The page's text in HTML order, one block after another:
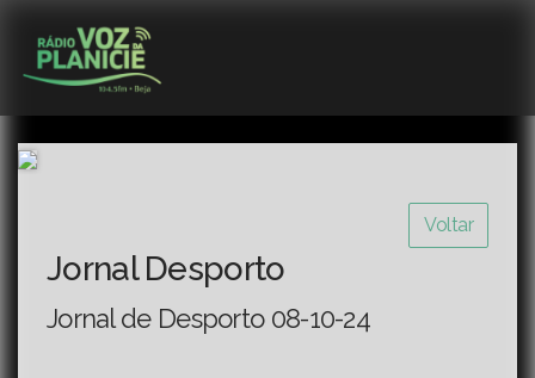
Voltar
Jornal Desporto
Jornal de Desporto 08-10-24